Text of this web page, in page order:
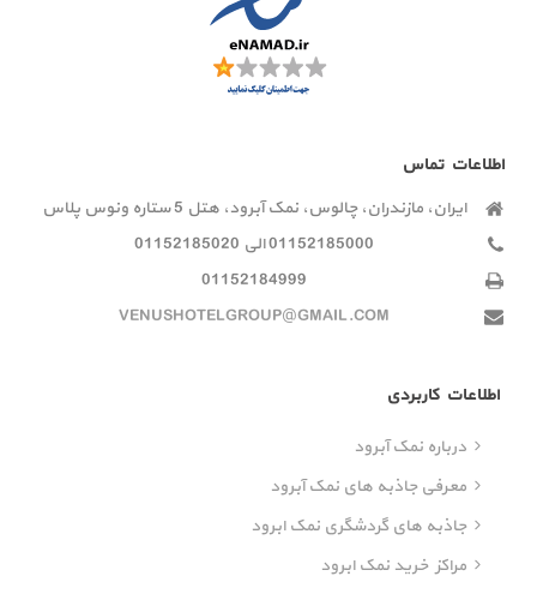
اطلاعات تماس
ایران، مازندران، چالوس، نمک آبرود، هتل 5 ستاره ونوس پلاس
01152185000 الی 01152185020
01152184999
VENUSHOTELGROUP@GMAIL.COM
اطلاعات کاربردی
درباره نمک آبرود
معرفی جاذبه های نمک آبرود
جاذبه های گردشگری نمک ابرود
مراکز خرید نمک ابرود